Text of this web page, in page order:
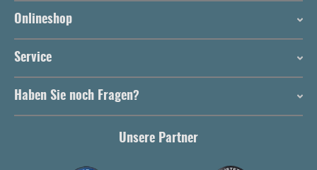
Onlineshop
Service
Haben Sie noch Fragen?
Unsere Partner